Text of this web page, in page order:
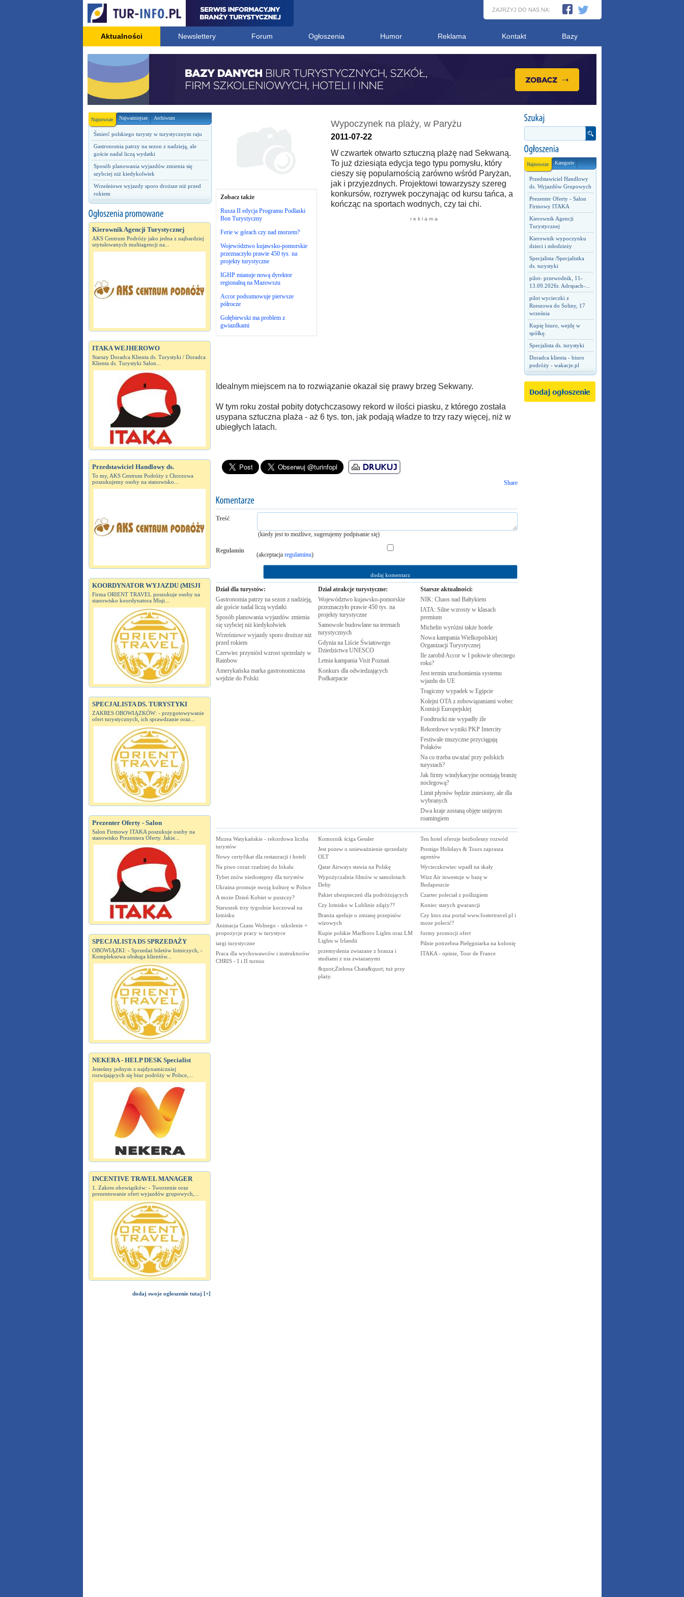
ZAJRZYJ DO NAS NA:
Aktualności Newslettery Forum Ogłoszenia Humor Reklama Kontakt Bazy
Najnowsze Najważniejsze Archiwum
Śmierć polskiego turysty w turystycznym raju
Gastronomia patrzy na sezon z nadzieją, ale
goście nadal liczą wydatki
Sposób planowania wyjazdów zmienia się
szybciej niż kiedykolwiek
Wrześniowe wyjazdy sporo droższe niż przed
rokiem
Kierownik Agencji Turystycznej
AKS Centrum Podróży jako jedna z najbardziej
utytułowanych multiagencji na...
ITAKA WEJHEROWO
Starszy Doradca Klienta ds. Turystyki / Doradca
Klienta ds. Turystyki Salon...
Przedstawiciel Handlowy ds.
To my, AKS Centrum Podróży z Chorzowa
poszukujemy osoby na stanowisko...
KOORDYNATOR WYJAZDU (MISJI
Firma ORIENT TRAVEL poszukuje osoby na
stanowisko koordynatora Misji...
SPECJALISTA DS. TURYSTYKI
ZAKRES OBOWIĄZKÓW: - przygotowywanie
ofert turystycznych, ich sprawdzanie oraz...
Prezenter Oferty - Salon
Salon Firmowy ITAKA poszukuje osoby na
stanowisko Prezentera Oferty. Jakie...
SPECJALISTA DS SPRZEDAŻY
OBOWIĄZKI: - Sprzedaż biletów lotniczych, -
Kompleksowa obsługa klientów...
NEKERA - HELP DESK Specialist
Jesteśmy jednym z najdynamiczniej
rozwijających się biur podróży w Polsce,...
INCENTIVE TRAVEL MANAGER
1. Zakres obowiązków: - Tworzenie oraz
prezentowanie ofert wyjazdów grupowych,...
dodaj swoje ogłoszenie tutaj [+]
Najnowsze Kategorie
Przedstawiciel Handlowy
ds. Wyjazdów Grupowych
Prezenter Oferty - Salon
Firmowy ITAKA
Kierownik Agencji
Turystycznej
Kierownik wypoczynku
dzieci i młodzieży
Specjalista /Specjalistka
ds. turystyki
pilot- przewodnik, 11-
13.09.2026r. Adrspach-...
pilot wycieczki z
Rzeszowa do Soliny, 17
września
Kupię biuro, wejdę w
spółkę.
Specjalista ds. turystyki
Doradca klienta - biuro
podróży - wakacje.pl
Zobacz także
Rusza II edycja Programu Podlaski
Bon Turystyczny
Ferie w górach czy nad morzem?
Województwo kujawsko-pomorskie
przeznaczyło prawie 450 tys. na
projekty turystyczne
IGHP mianuje nową dyrektor
regionalną na Mazowszu
Accor podsumowuje pierwsze
półrocze
Gołębiewski ma problem z
gwiazdkami
Wypoczynek na plaży, w Paryżu
2011-07-22
W czwartek otwarto sztuczną plażę nad Sekwaną.
To już dziesiąta edycja tego typu pomysłu, który
cieszy się popularnością zarówno wśród Paryżan,
jak i przyjezdnych. Projektowi towarzyszy szereg
konkursów, rozrywek poczynając od kursu tańca, a
kończąc na sportach wodnych, czy tai chi.
r e k l a m a
Idealnym miejscem na to rozwiązanie okazał się prawy brzeg Sekwany.
W tym roku został pobity dotychczasowy rekord w ilości piasku, z którego została
usypana sztuczna plaża - aż 6 tys. ton, jak podają władze to trzy razy więcej, niż w
ubiegłych latach.
Share
Treść
(kiedy jest to możliwe, sugerujemy podpisanie się)
Regulamin
(akceptacja regulaminu)
Dział dla turystów:
Gastronomia patrzy na sezon z nadzieją,
ale goście nadal liczą wydatki
Sposób planowania wyjazdów zmienia
się szybciej niż kiedykolwiek
Wrześniowe wyjazdy sporo droższe niż
przed rokiem
Czerwiec przyniósł wzrost sprzedaży w
Rainbow
Amerykańska marka gastronomiczna
wejdzie do Polski
Dział atrakcje turystyczne:
Województwo kujawsko-pomorskie
przeznaczyło prawie 450 tys. na
projekty turystyczne
Samowole budowlane na terenach
turystycznych
Gdynia na Liście Światowego
Dziedzictwa UNESCO
Letnia kampania Visit Poznań
Konkurs dla odwiedzających
Podkarpacie
Starsze aktualności:
NIK: Chaos nad Bałtykiem
IATA: Silne wzrosty w klasach
premium
Michelin wyróżni także hotele
Nowa kampania Wielkopolskiej
Organizacji Turystycznej
Ile zarobił Accor w I połowie obecnego
roku?
Jest termin uruchomienia systemu
wjazdu do UE
Tragiczny wypadek w Egipcie
Kolejni OTA z zobowiązaniami wobec
Komisji Europejskiej
Foodtrucki nie wypadły źle
Rekordowe wyniki PKP Intercity
Festiwale muzyczne przyciągają
Polaków
Na co trzeba uważać przy polskich
turystach?
Jak firmy windykacyjne oceniają branżę
noclegową?
Limit płynów będzie zniesiony, ale dla
wybranych
Dwa kraje zostaną objęte unijnym
roamingiem
Muzea Watykańskie - rekordowa liczba
turystów
Nowy certyfikat dla restauracji i hoteli
Na piwo coraz rzadziej do lokalu
Tybet znów niedostępny dla turystów
Ukraina promuje swoją kulturę w Polsce
A może Dzień Kobiet w puszczy?
Staruszek trzy tygodnie koczował na
lotnisku
Animacja Czasu Wolnego - szkolenie +
propozycje pracy w turystyce
targi turystyczne
Praca dla wychowawców i instruktorów
CHRIS - I i II turnus
Komornik ściga Gessler
Jest pozew o unieważnienie sprzedaży
OLT
Qatar Airways stawia na Polskę
Wypożyczalnia filmów w samolotach
Delty
Pakiet ubezpieczeń dla podróżujących
Czy lotnisko w Lublinie zdąży??
Branża apeluje o zmianę przepisów
wizowych
Kupie polskie Marlboro Lights oraz LM
Lights w Irlandii
przemyslenia zwiazane z branza i
studiami z nia zwiazanymi
&quot;Zielona Chata&quot; tuż przy
plaży.
Ten hotel oferuje bezbolesny rozwód
Prestige Holidays & Tours zaprasza
agentów
Wycieczkowiec wpadł na skały
Wizz Air inwestuje w bazę w
Budapeszcie
Czarter poleciał z poślizgiem
Koniec starych gwarancji
Czy ktos zna portal www.fostertravel.pl i
moze polecić?
formy promocji ofert
Pilnie potrzebna Pielęgniarka na kolonię
ITAKA - opinie, Tour de France